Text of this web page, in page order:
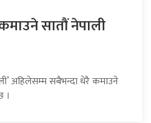
सातौं नेपाली
अहिलेसम्म सबैभन्दा धेरै कमाउने
।